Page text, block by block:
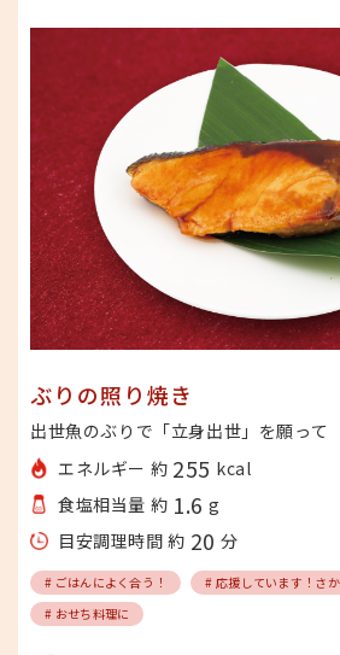
ぶりの照り焼き
出世魚のぶりで「立身出世」を願って
エネルギー 約 255 kcal
食塩相当量 約 1.6 g
目安調理時間 約 20 分
# ごはんによく合う！
# 応援しています！さ
# おせち料理に